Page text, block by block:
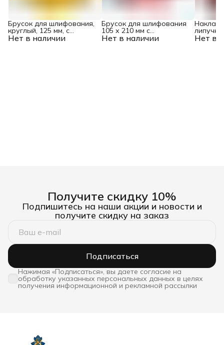
Нет в наличии
Брусок для шлифования,
круглый, 125 мм, с
"липучкой"// Denzel Нет в наличии
Брусок для шлифования
105 х 210 мм с
шарнирным Нет в
Получите скидку 10%
Подпишитесь на наши акции и новости и
получите скидку на заказ
Подписаться
Нажимая «Подписаться», вы даете согласие на
обработку указанных персональных данных в целях
получения информационной и рекламной рассылки